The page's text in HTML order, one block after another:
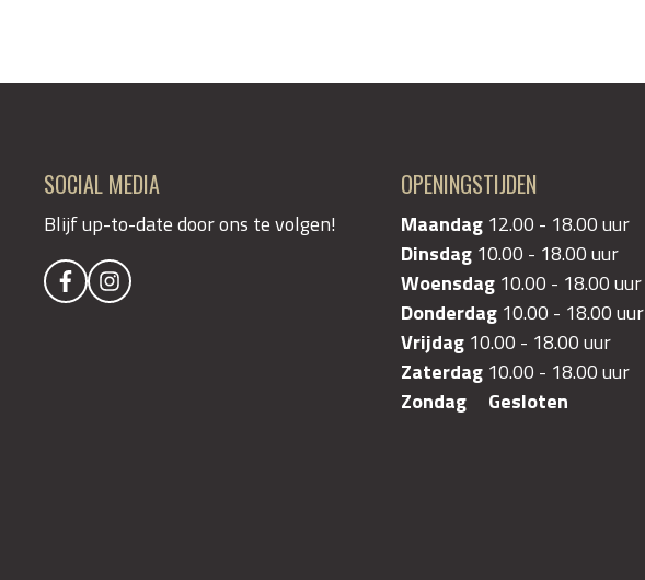
SOCIAL MEDIA
Blijf up-to-date door ons te volgen!
OPENINGSTIJDEN
Maandag 12.00 - 18.00 uur
Dinsdag 10.00 - 18.00 uur
Woensdag 10.00 - 18.00 uur
Donderdag 10.00 - 18.00 uur
Vrijdag 10.00 - 18.00 uur
Zaterdag 10.00 - 18.00 uur
Zondag Gesloten